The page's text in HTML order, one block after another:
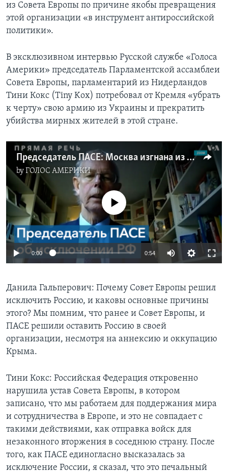
из Совета Европы по причине якобы превращения
этой организации «в инструмент антироссийской
политики».
В эксклюзивном интервью Русской службе «Голоса
Америки» председатель Парламентской ассамблеи
Совета Европы, парламентарий из Нидерландов
Тини Кокс (Tiny Kox) потребовал от Кремля «убрать
к черту» свою армию из Украины и прекратить
убийства мирных жителей в этой стране.
Председатель ПАСЕ: Москва изгнана из Совета Европы
byГОЛОС АМЕРИКИ
No media source currently available
0:00 0:54
Данила Гальперович: Почему Совет Европы решил
исключить Россию, и каковы основные причины
этого? Мы помним, что ранее и Совет Европы, и
ПАСЕ решили оставить Россию в своей
организации, несмотря на аннексию и оккупацию
Крыма.
Тини Кокс: Российская Федерация откровенно
нарушила устав Совета Европы, в котором
записано, что мы работаем для поддержания мира
и сотрудничества в Европе, и это не совпадает с
такими действиями, как отправка войск для
незаконного вторжения в соседнюю страну. После
того, как ПАСЕ единогласно высказалась за
исключение России, я сказал, что это печальный